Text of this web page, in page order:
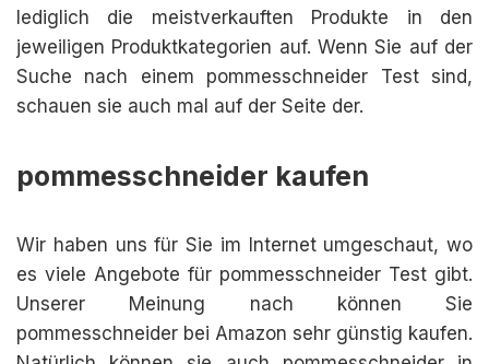
lediglich die meistverkauften Produkte in den
jeweiligen Produktkategorien auf. Wenn Sie auf der
Suche nach einem pommesschneider Test sind,
schauen sie auch mal auf der Seite der.
pommesschneider kaufen
Wir haben uns für Sie im Internet umgeschaut, wo
es viele Angebote für pommesschneider Test gibt.
Unserer Meinung nach können Sie
pommesschneider bei Amazon sehr günstig kaufen.